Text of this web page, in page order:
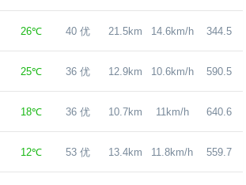
26℃ 40 优 21.5km 14.6km/h 344.5
25℃ 36 优 12.9km 10.6km/h 590.5
18℃ 36 优 10.7km 11km/h 640.6
12℃ 53 优 13.4km 11.8km/h 559.7